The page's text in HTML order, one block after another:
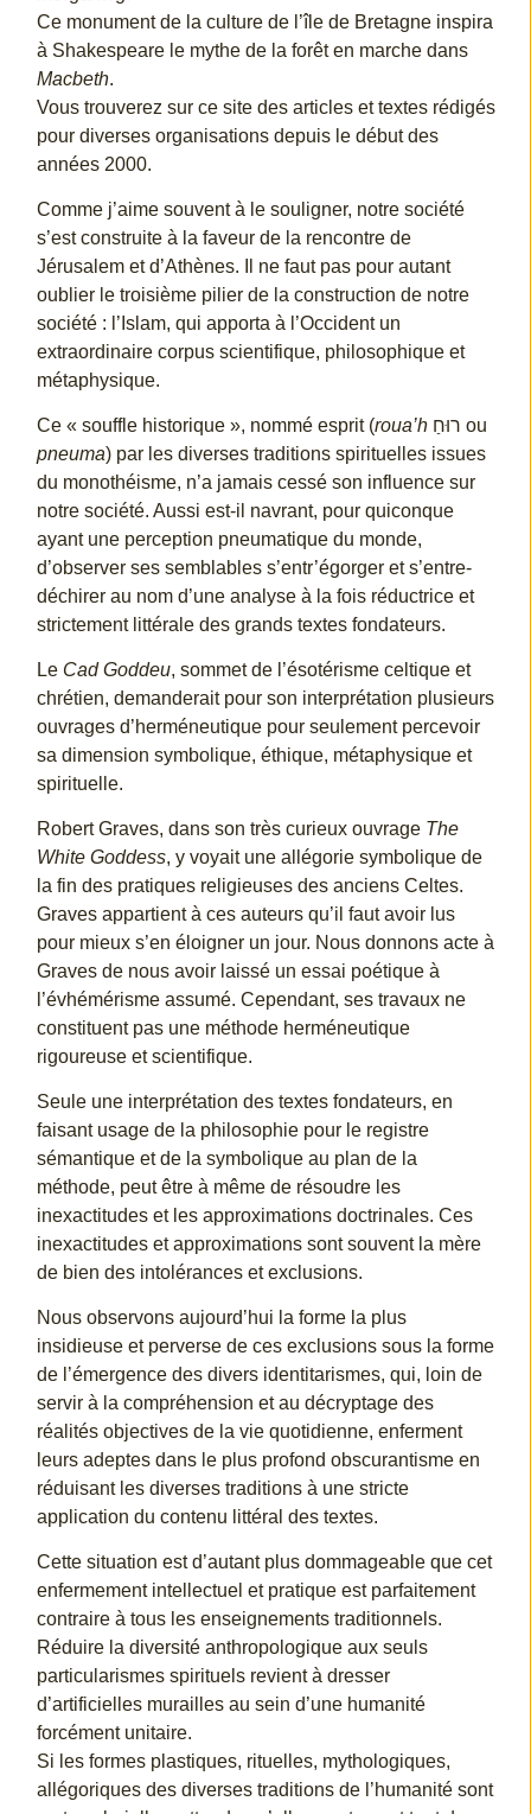
Ce monument de la culture de l’île de Bretagne inspira
à Shakespeare le mythe de la forêt en marche dans
Macbeth.
Vous trouverez sur ce site des articles et textes rédigés
pour diverses organisations depuis le début des
années 2000.
Comme j’aime souvent à le souligner, notre société
s’est construite à la faveur de la rencontre de
Jérusalem et d’Athènes. Il ne faut pas pour autant
oublier le troisième pilier de la construction de notre
société : l’Islam, qui apporta à l’Occident un
extraordinaire corpus scientifique, philosophique et
métaphysique.
Ce « souffle historique », nommé esprit (roua’h
רוּחַ ou
pneuma) par les diverses traditions spirituelles issues
du monothéisme, n’a jamais cessé son influence sur
notre société. Aussi est-il navrant, pour quiconque
ayant une perception pneumatique du monde,
d’observer ses semblables s’entr’égorger et s’entre-
déchirer au nom d’une analyse à la fois réductrice et
strictement littérale des grands textes fondateurs.
Le Cad Goddeu, sommet de l’ésotérisme celtique et
chrétien, demanderait pour son interprétation plusieurs
ouvrages d’herméneutique pour seulement percevoir
sa dimension symbolique, éthique, métaphysique et
spirituelle.
Robert Graves, dans son très curieux ouvrage The
White Goddess, y voyait une allégorie symbolique de
la fin des pratiques religieuses des anciens Celtes.
Graves appartient à ces auteurs qu’il faut avoir lus
pour mieux s’en éloigner un jour. Nous donnons acte à
Graves de nous avoir laissé un essai poétique à
l’évhémérisme assumé. Cependant, ses travaux ne
constituent pas une méthode herméneutique
rigoureuse et scientifique.
Seule une interprétation des textes fondateurs, en
faisant usage de la philosophie pour le registre
sémantique et de la symbolique au plan de la
méthode, peut être à même de résoudre les
inexactitudes et les approximations doctrinales. Ces
inexactitudes et approximations sont souvent la mère
de bien des intolérances et exclusions.
Nous observons aujourd’hui la forme la plus
insidieuse et perverse de ces exclusions sous la forme
de l’émergence des divers identitarismes, qui, loin de
servir à la compréhension et au décryptage des
réalités objectives de la vie quotidienne, enferment
leurs adeptes dans le plus profond obscurantisme en
réduisant les diverses traditions à une stricte
application du contenu littéral des textes.
Cette situation est d’autant plus dommageable que cet
enfermement intellectuel et pratique est parfaitement
contraire à tous les enseignements traditionnels.
Réduire la diversité anthropologique aux seuls
particularismes spirituels revient à dresser
d’artificielles murailles au sein d’une humanité
forcément unitaire.
Si les formes plastiques, rituelles, mythologiques,
allégoriques des diverses traditions de l’humanité sont